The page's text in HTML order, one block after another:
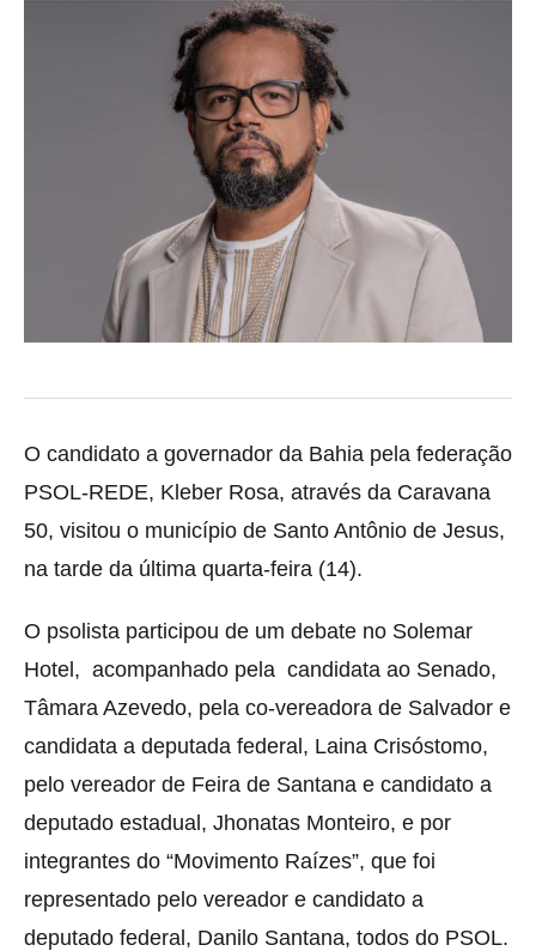
O candidato a governador da Bahia pela federação
PSOL-REDE, Kleber Rosa, através da Caravana
50, visitou o município de Santo Antônio de Jesus,
na tarde da última quarta-feira (14).
O psolista participou de um debate no Solemar
Hotel, acompanhado pela candidata ao Senado,
Tâmara Azevedo, pela co-vereadora de Salvador e
candidata a deputada federal, Laina Crisóstomo,
pelo vereador de Feira de Santana e candidato a
deputado estadual, Jhonatas Monteiro, e por
integrantes do “Movimento Raízes”, que foi
representado pelo vereador e candidato a
deputado federal, Danilo Santana, todos do PSOL.